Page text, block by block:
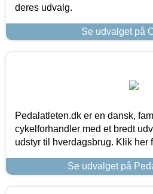
deres udvalg.
Se udvalget på
Pedalatleten.dk er en dansk,
cykelforhandler med et bredt
udstyr til hverdagsbrug. Klik her
Se udvalget på